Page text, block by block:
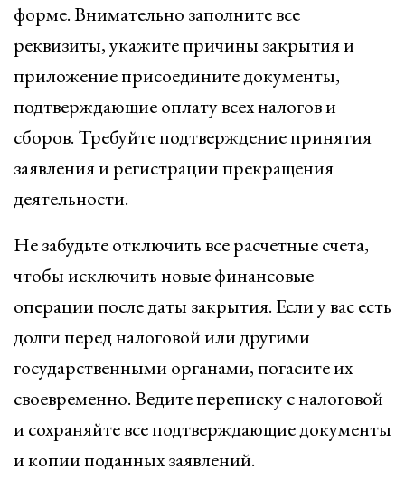
форме. Внимательно заполните все
реквизиты, укажите причины закрытия и
приложение присоедините документы,
подтверждающие оплату всех налогов и
сборов. Требуйте подтверждение принятия
заявления и регистрации прекращения
деятельности.
Не забудьте отключить все расчетные счета,
чтобы исключить новые финансовые
операции после даты закрытия. Если у вас есть
долги перед налоговой или другими
государственными органами, погасите их
своевременно. Ведите переписку с налоговой
и сохраняйте все подтверждающие документы
и копии поданных заявлений.